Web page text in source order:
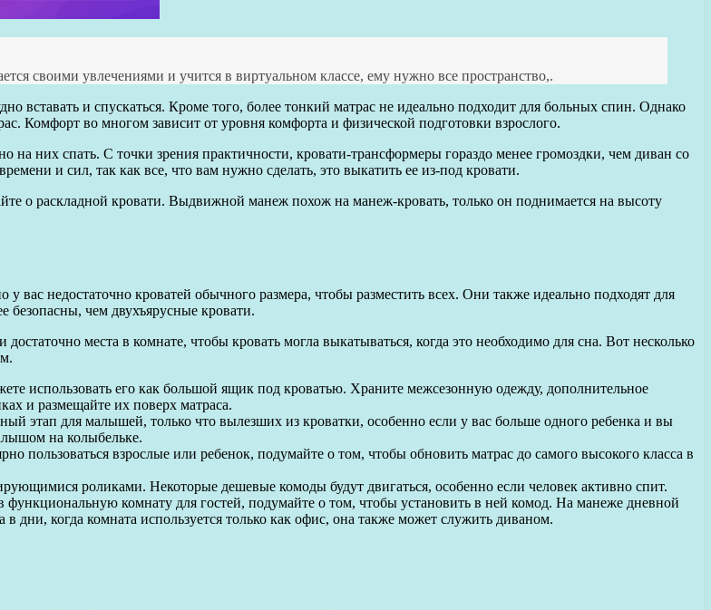
своими увлечениями и учится в виртуальном классе, ему нужно все пространство,.
вставать и спускаться. Кроме того, более тонкий матрас не идеально подходит для больных спин. Однако
Комфорт во многом зависит от уровня комфорта и физической подготовки взрослого.
на них спать. С точки зрения практичности, кровати-трансформеры гораздо менее громоздки, чем диван со
и сил, так как все, что вам нужно сделать, это выкатить ее из-под кровати.
о раскладной кровати. Выдвижной манеж похож на манеж-кровать, только он поднимается на высоту
недостаточно кроватей обычного размера, чтобы разместить всех. Они также идеально подходят для
безопасны, чем двухъярусные кровати.
места в комнате, чтобы кровать могла выкатываться, когда это необходимо для сна. Вот несколько
использовать его как большой ящик под кроватью. Храните межсезонную одежду, дополнительное
и размещайте их поверх матраса.
этап для малышей, только что вылезших из кроватки, особенно если у вас больше одного ребенка и вы
на колыбельке.
пользоваться взрослые или ребенок, подумайте о том, чтобы обновить матрас до самого высокого класса в
роликами. Некоторые дешевые комоды будут двигаться, особенно если человек активно спит.
функциональную комнату для гостей, подумайте о том, чтобы установить в ней комод. На манеже дневной
дни, когда комната используется только как офис, она также может служить диваном.